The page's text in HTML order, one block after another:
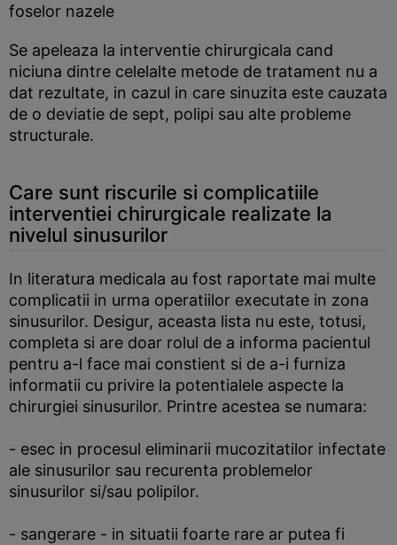
foselor nazele
Se apeleaza la interventie chirurgicala cand
niciuna dintre celelalte metode de tratament nu a
dat rezultate, in cazul in care sinuzita este cauzata
de o deviatie de sept, polipi sau alte probleme
structurale.
Care sunt riscurile si complicatiile
interventiei chirurgicale realizate la
nivelul sinusurilor
In literatura medicala au fost raportate mai multe
complicatii in urma operatiilor executate in zona
sinusurilor. Desigur, aceasta lista nu este, totusi,
completa si are doar rolul de a informa pacientul
pentru a-l face mai constient si de a-i furniza
informatii cu privire la potentialele aspecte la
chirurgiei sinusurilor. Printre acestea se numara:
- esec in procesul eliminarii mucozitatilor infectate
ale sinusurilor sau recurenta problemelor
sinusurilor si/sau polipilor.
- sangerare - in situatii foarte rare ar putea fi